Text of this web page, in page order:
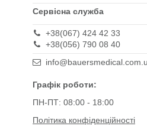
Сервісна служба
+38(067) 424 42 33
+38(056) 790 08 40
Графік роботи:
ПН-ПТ: 08:00 - 18:00
Політика конфіденційності